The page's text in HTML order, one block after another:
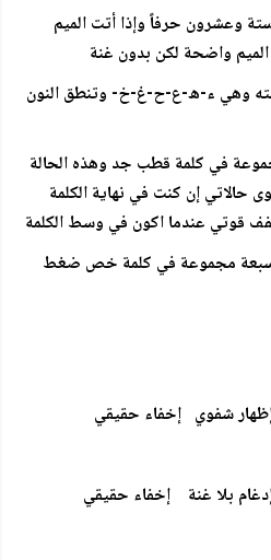
وعشرون حرفاً وإذا أتت الميم
واضحة لكن بدون غنة
وهي ء-ه-ع-ح-غ-خ- وتنطق النون
في كلمة قطب جد وهذه الحالة
حالاتي إن كنت في نهاية الكلمة
قوتي عندما اكون في وسط الكلمة
مجموعة في كلمة خص ضغط
شفوي إخفاء حقيقي
بلا غنة إخفاء حقيقي